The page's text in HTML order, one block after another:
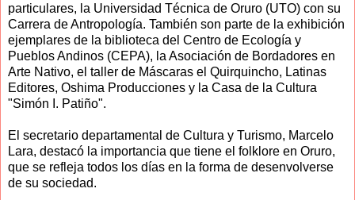
particulares, la Universidad Técnica de Oruro (UTO) con su
Carrera de Antropología. También son parte de la exhibición
ejemplares de la biblioteca del Centro de Ecología y
Pueblos Andinos (CEPA), la Asociación de Bordadores en
Arte Nativo, el taller de Máscaras el Quirquincho, Latinas
Editores, Oshima Producciones y la Casa de la Cultura
"Simón I. Patiño".
El secretario departamental de Cultura y Turismo, Marcelo
Lara, destacó la importancia que tiene el folklore en Oruro,
que se refleja todos los días en la forma de desenvolverse
de su sociedad.